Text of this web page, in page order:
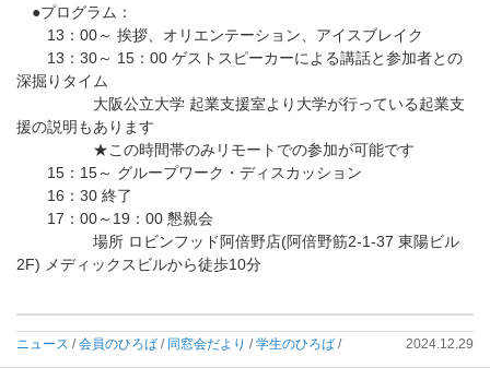
●プログラム：
13：00～ 挨拶、オリエンテーション、アイスブレイク
13：30～ 15：00 ゲストスピーカーによる講話と参加者との
深掘りタイム
大阪公立大学 起業支援室より大学が行っている起業支
援の説明もあります
★この時間帯のみリモートでの参加が可能です
15：15～ グループワーク・ディスカッション
16：30 終了
17：00～19：00 懇親会
場所 ロビンフッド阿倍野店(阿倍野筋2-1-37 東陽ビル
2F) メディックスビルから徒歩10分
ニュース /会員のひろば / 同窓会だより /学生のひろば / 2024.12.29